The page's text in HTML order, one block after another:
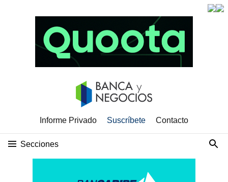
Informe Privado Suscríbete Contacto
Secciones